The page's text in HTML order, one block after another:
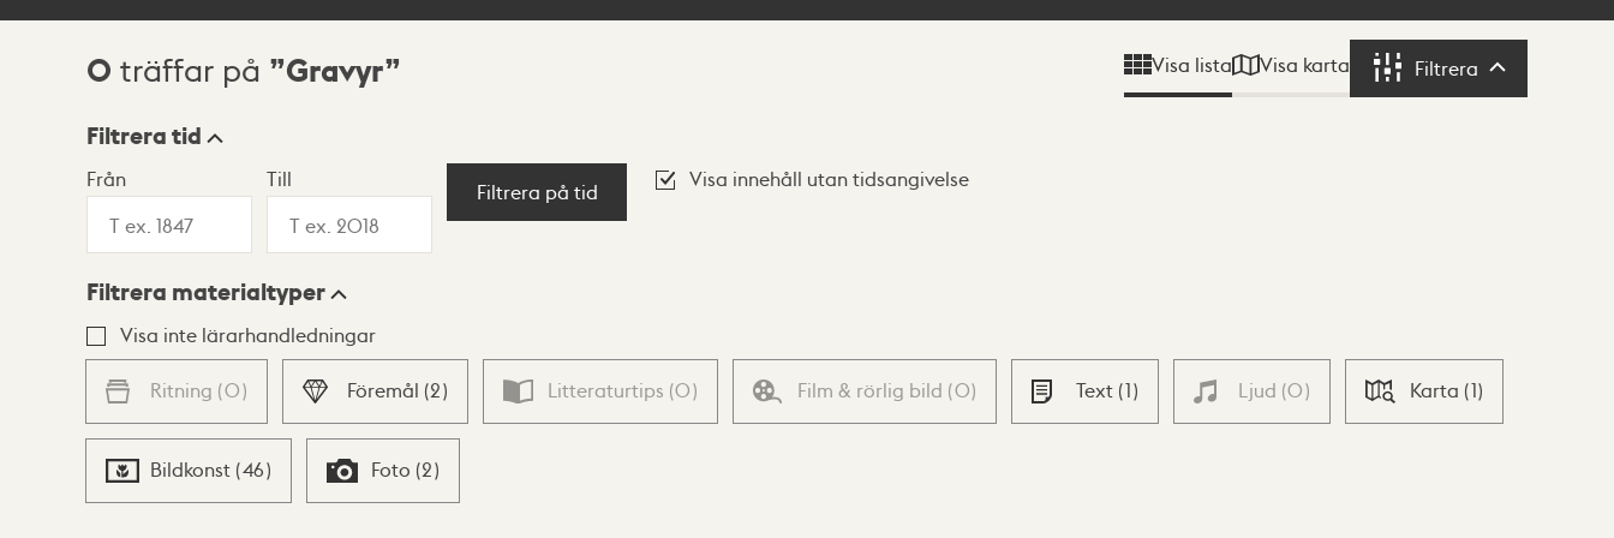
Sökresultat
0 träffar på Gravyr Visa lista Visa karta Filtrera Filtrera
Visningsläge
Lista Karta
Filtrera tid
Från Till
Filtrera på tid
Visa innehåll utan tidsangivelse
Filtrera materialtyper
Visa inte lärarhandledningar
Ritning (0) Föremål (2) Litteraturtips (0) Film & rörlig bild (0) Text (1) Ljud (0) Karta (1)
Bildkonst (46) Foto (2)